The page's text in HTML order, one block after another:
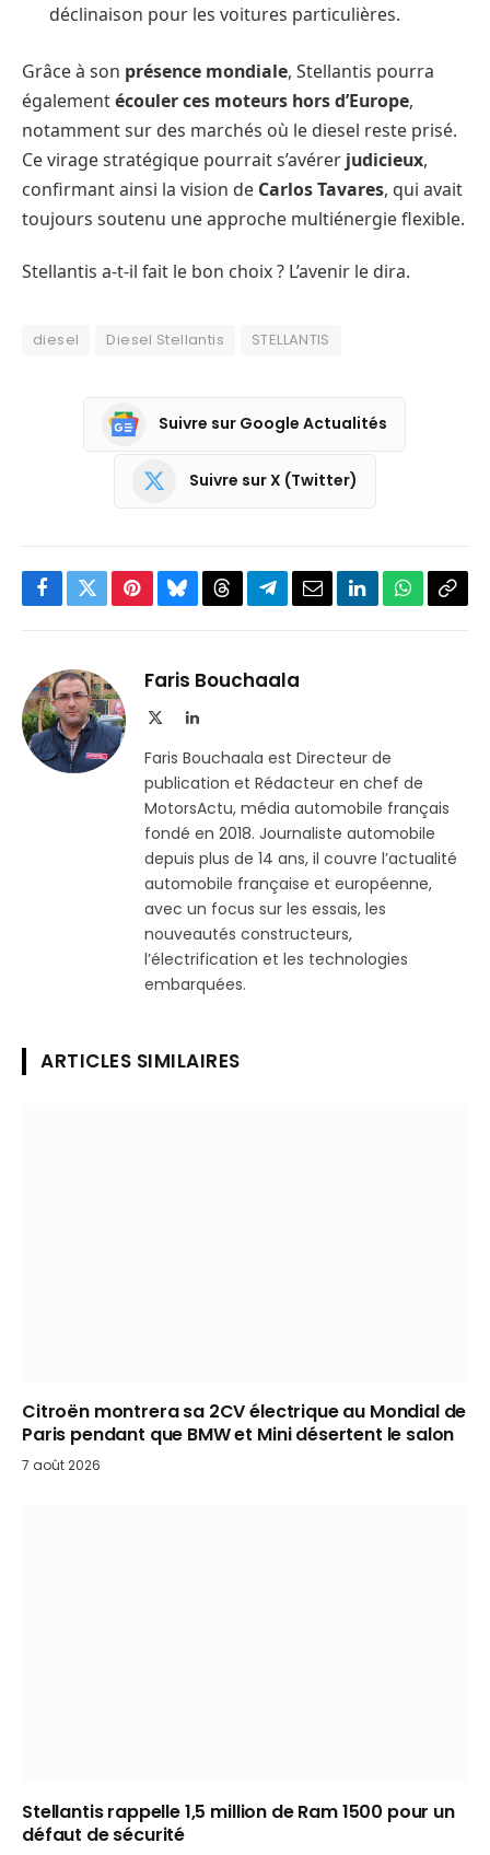
déclinaison pour les voitures particulières.
Grâce à son présence mondiale, Stellantis pourra
égalementécouler ces moteurs hors d’Europe,
notamment sur des marchés où le diesel reste prisé.
Ce virage stratégique pourrait s’avérer judicieux,
confirmant ainsi la vision de Carlos Tavares, qui avait
toujours soutenu une approche multiénergie flexible.
Stellantis a-t-il fait le bon choix ? L’avenir le dira.
diesel Diesel Stellantis STELLANTIS
Suivre sur Google Actualités
Suivre sur X (Twitter)
Facebook
TwitterPinterestBlueskyThreadsPartager
Telegram
EmailLinkedInWhatsApp
Faris Bouchaala
LinkedIn
Faris Bouchaala est Directeur de
publication et Rédacteur en chef de
MotorsActu, média automobile français
fondé en 2018. Journaliste automobile
depuis plus de 14 ans, il couvre l’actualité
automobile française et européenne,
avec un focus sur les essais, les
nouveautés constructeurs,
l’électrification et les technologies
embarquées.
ARTICLES SIMILAIRES
Citroën montrera sa 2CV électrique au Mondial de
Paris pendant que BMW et Mini désertent le salon
7 août 2026
Stellantis rappelle 1,5 million de Ram 1500 pour un
défaut de sécurité